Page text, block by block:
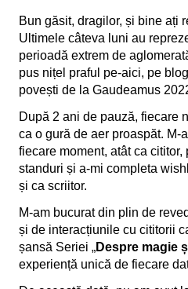
IQads mi-a luat
10 iunie 2024
Ce spun cititorii
(Viv’Infernum #1)
7 iunie 2024
Bookfest București
Viv’Infernum
Bun găsit, dragilor, și bine ați
Ultimele câteva luni au
perioadă extrem de
pus nițel praful pe-aici, pe
povești de la Gaudeamus
După 2 ani de pauză, fiecare
ca o gură de aer proaspăt. M-
fiecare moment, atât ca
standuri și a-mi completa
și ca scriitor.
M-am bucurat din plin de
și de interacțiunile cu cititorii
șansă Seriei „Despre magie
experiență unică de fiecare